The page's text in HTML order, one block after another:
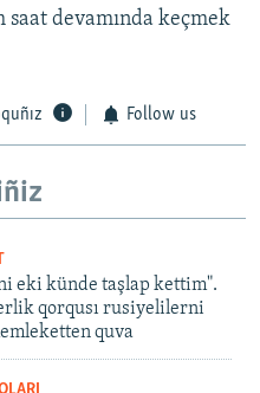
saat devamında keçmek
Follow us
eki künde taşlap kettim".
qorqusı rusiyelilerni
quva